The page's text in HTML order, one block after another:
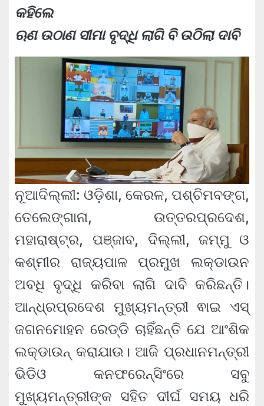
କହିଲେ
ଋଣ ଉଠାଣ ସୀମା ବୃଦ୍ଧି ଲାଗି ବି ଉଠିଲା ଦାବି
ନୂଆଦିଲ୍ଲୀ: ଓଡ଼ିଶା, କେରଳ, ପଶ୍ଚିମବଙ୍ଗ,
ତେଲେଙ୍ଗାନା, ଉତ୍ତରପ୍ରଦେଶ,
ମହାରାଷ୍ଟ୍ର, ପଞ୍ଜାବ, ଦିଲ୍ଲୀ, ଜମ୍ମୁ ଓ
କଶ୍ମୀର ରାଜ୍ୟପାଳ ପ୍ରମୁଖ ଲକ୍‌ଡାଉନ
ଅବଧି ବୃଦ୍ଧି କରିବା ଲାଗି ଦାବି କରିଛନ୍ତି।
ଆନ୍ଧ୍ରପ୍ରଦେଶ ମୁଖ୍ୟମନ୍ତ୍ରୀ ଵାଇ ଏସ୍
ଜଗନମୋହନ ରେଡ୍ଡି ଚାହିଁଛନ୍ତି ଯେ ଆଂଶିକ
ଲକ୍‌ଡାଉନ୍ କରାଯାଉ। ଆଜି ପ୍ରଧାନମନ୍ତ୍ରୀ
ଭିଡିଓ କନଫରେନ୍ସିଂରେ ସବୁ
ମୁଖ୍ୟମନ୍ତ୍ରୀଙ୍କ ସହିତ ଦୀର୍ଘ ସମୟ ଧରି